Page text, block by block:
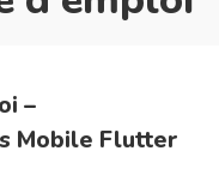
–
Mobile Flutter